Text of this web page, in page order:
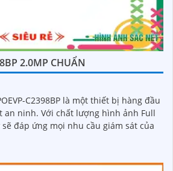
2.0MP CHUẨN
C2398BP là một thiết bị hàng đầu
hình ảnh Full
sẽ đáp ứng mọi nhu cầu giám sát của